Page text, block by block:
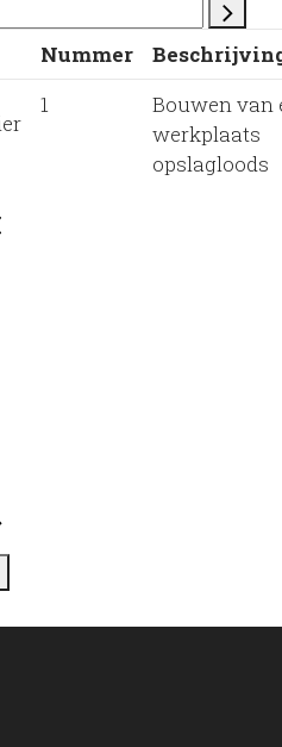
Nummer
1
Bouwen van
werkplaats
opslagloods